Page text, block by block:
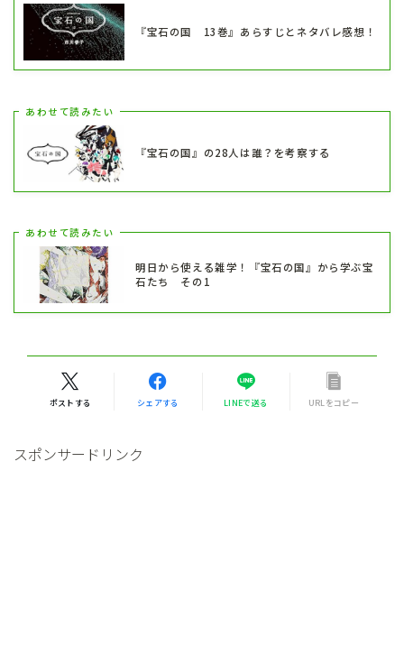
『宝石の国 13巻』あらすじとネタバレ感想！
あわせて読みたい
『宝石の国』の28人は誰？を考察する
あわせて読みたい
明日から使える雑学！『宝石の国』から学ぶ宝
石たち その1
ポストする シェアする LINEで送る URLをコピー
スポンサードリンク